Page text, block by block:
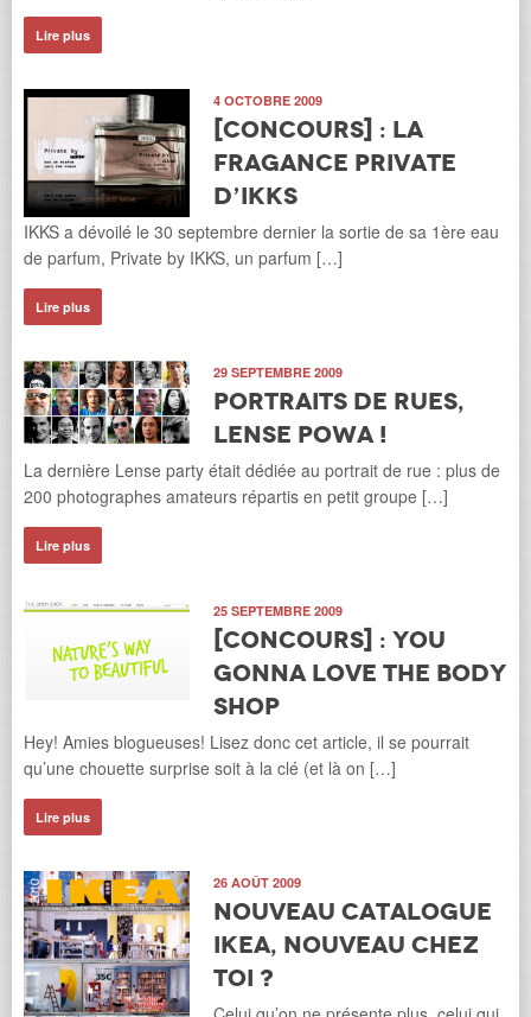
Lire plus
4 OCTOBRE 2009
[Concours] : la
fragance Private
d’IKKS
IKKS a dévoilé le 30 septembre dernier la sortie de sa 1ère eau
de parfum, Private by IKKS, un parfum […]
Lire plus
29 SEPTEMBRE 2009
Portraits de rues,
Lense powa !
La dernière Lense party était dédiée au portrait de rue : plus de
200 photographes amateurs répartis en petit groupe […]
Lire plus
25 SEPTEMBRE 2009
[Concours] : YOU
gonna LOVE The Body
Shop
Hey! Amies blogueuses! Lisez donc cet article, il se pourrait
qu’une chouette surprise soit à la clé (et là on […]
Lire plus
26 AOÛT 2009
Nouveau catalogue
IKEA, nouveau chez
toi ?